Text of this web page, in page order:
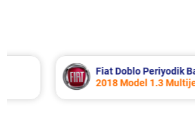
Fiat Doblo Periyodik Bakım
2018 Model 1.3 Multijet Motor